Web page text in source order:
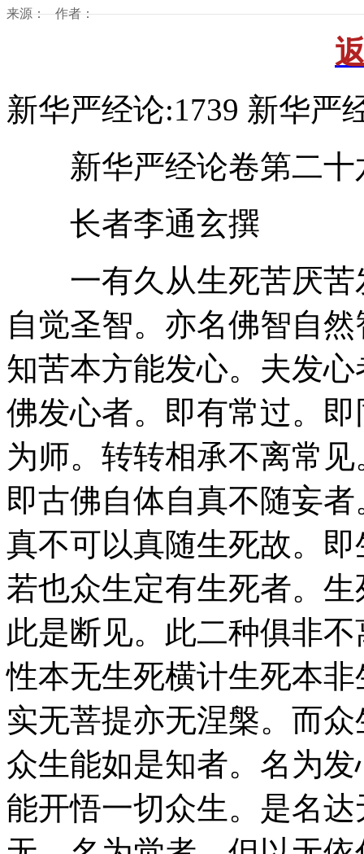
来源： 作者：
新华严经论:1739 新华
新华严经论卷第二十
长者李通玄撰
一有久从生死苦厌苦
自觉圣智。亦名佛智自
知苦本方能发心。夫发
佛发心者。即有常过。
为师。转转相承不离常
即古佛自体自真不随妄
真不可以真随生死故。
若也众生定有生死者。
此是断见。此二种俱非
性本无生死横计生死本
实无菩提亦无涅槃。而
众生能如是知者。名为
能开悟一切众生。是名